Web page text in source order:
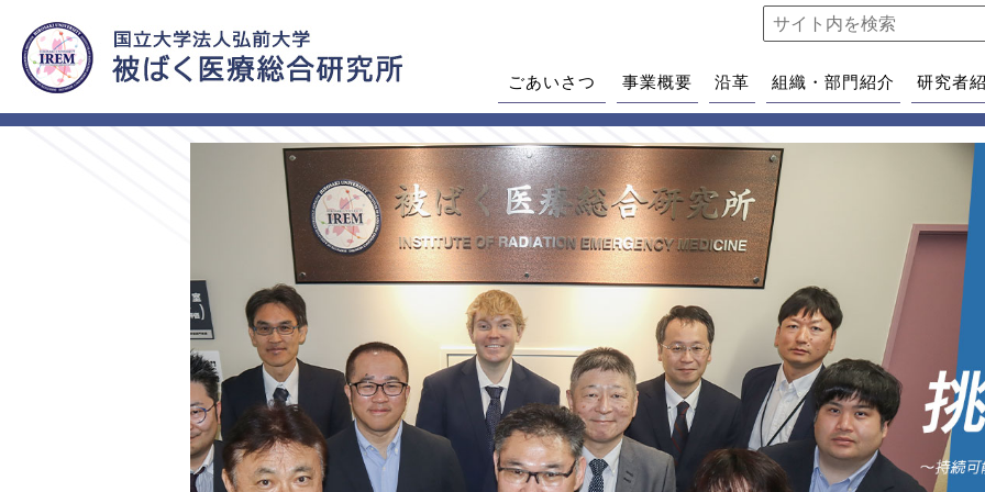
ごあいさつ 事業概要 沿革 組織・部門紹介 研究者